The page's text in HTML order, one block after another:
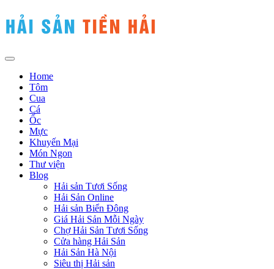
Home
Tôm
Cua
Cá
Ốc
Mực
Khuyến Mại
Món Ngon
Thư viện
Blog
Hải sản Tươi Sống
Hải Sản Online
Hải sản Biển Đông
Giá Hải Sản Mỗi Ngày
Chợ Hải Sản Tươi Sống
Cửa hàng Hải Sản
Hải Sản Hà Nội
Siêu thị Hải sản